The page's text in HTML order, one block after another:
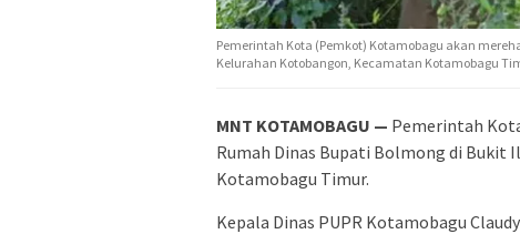
Pemerintah Kota (Pemkot) Kotamobagu akan
Kelurahan Kotobangon, Kecamatan Kotamobagu
MNT KOTAMOBAGU — Pemerintah
Rumah Dinas Bupati Bolmong di Bukit
Kotamobagu Timur.
Kepala Dinas PUPR Kotamobagu